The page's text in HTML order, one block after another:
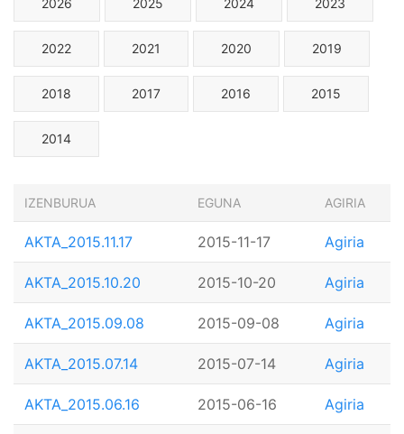
2026 2025 2024 2023
2022 2021 2020 2019
2018 2017 2016 2015
2014
IZENBURUA EGUNA AGIRIA
AKTA_2015.11.17 2015-11-17 Agiria
AKTA_2015.10.20 2015-10-20 Agiria
AKTA_2015.09.08 2015-09-08 Agiria
AKTA_2015.07.14 2015-07-14 Agiria
AKTA_2015.06.16 2015-06-16 Agiria